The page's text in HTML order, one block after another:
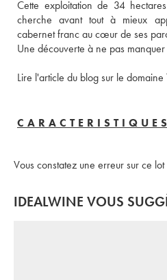
Cette exploitation de 34
cherche avant tout à mieux
cabernet franc au cœur de ses
Une découverte à ne pas manquer
Lire l'article du blog sur le domaine
Vous constatez une erreur sur ce lot
IDEALWINE VOUS